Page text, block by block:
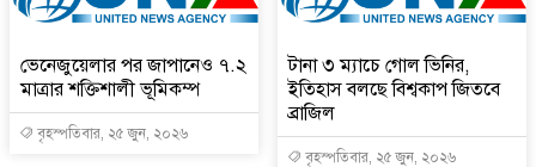
ভেনেজুয়েলার পর জাপানেও ৭.২
মাত্রার শক্তিশালী ভূমিকম্প
বৃহস্পতিবার, ২৫ জুন, ২০২৬
টানা ৩ ম্যাচে গোল ভিনির,
ইতিহাস বলছে বিশ্বকাপ জিতবে
ব্রাজিল
বৃহস্পতিবার, ২৫ জুন, ২০২৬